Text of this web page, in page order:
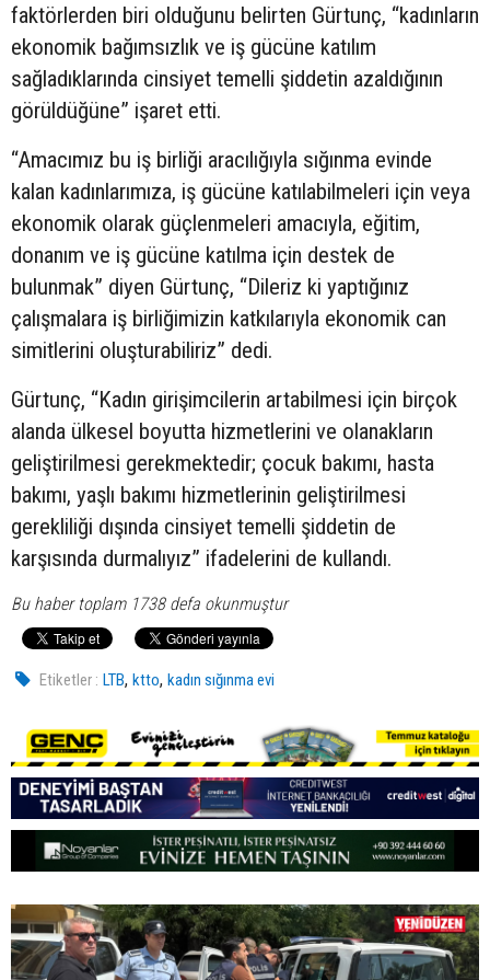
faktörlerden biri olduğunu belirten Gürtunç, “kadınların
ekonomik bağımsızlık ve iş gücüne katılım
sağladıklarında cinsiyet temelli şiddetin azaldığının
görüldüğüne” işaret etti.
“Amacımız bu iş birliği aracılığıyla sığınma evinde
kalan kadınlarımıza, iş gücüne katılabilmeleri için veya
ekonomik olarak güçlenmeleri amacıyla, eğitim,
donanım ve iş gücüne katılma için destek de
bulunmak” diyen Gürtunç, “Dileriz ki yaptığınız
çalışmalara iş birliğimizin katkılarıyla ekonomik can
simitlerini oluşturabiliriz” dedi.
Gürtunç, “Kadın girişimcilerin artabilmesi için birçok
alanda ülkesel boyutta hizmetlerini ve olanakların
geliştirilmesi gerekmektedir; çocuk bakımı, hasta
bakımı, yaşlı bakımı hizmetlerinin geliştirilmesi
gerekliliği dışında cinsiyet temelli şiddetin de
karşısında durmalıyız” ifadelerini de kullandı.
Bu haber toplam 1738 defa okunmuştur
Etiketler : LTB,ktto,kadın sığınma evi